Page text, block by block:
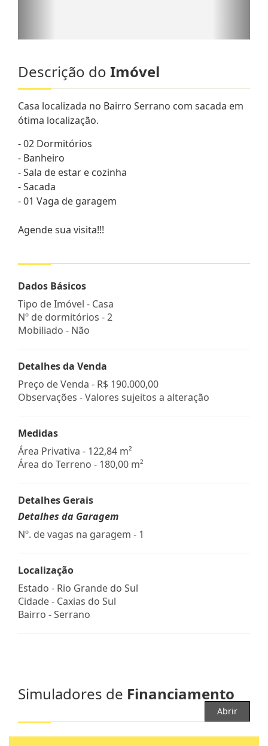
Descrição do Imóvel
Casa localizada no Bairro Serrano com sacada em
ótima localização.
- 02 Dormitórios
- Banheiro
- Sala de estar e cozinha
- Sacada
- 01 Vaga de garagem
Agende sua visita!!!
Dados Básicos
Tipo de Imóvel - Casa
Nº de dormitórios - 2
Mobiliado - Não
Detalhes da Venda
Preço de Venda - R$ 190.000,00
Observações - Valores sujeitos a alteração
Medidas
Área Privativa - 122,84 m²
Área do Terreno - 180,00 m²
Detalhes Gerais
Detalhes da Garagem
Nº. de vagas na garagem - 1
Localização
Estado - Rio Grande do Sul
Cidade - Caxias do Sul
Bairro -Serrano
Simuladores de Financiamento
Abrir